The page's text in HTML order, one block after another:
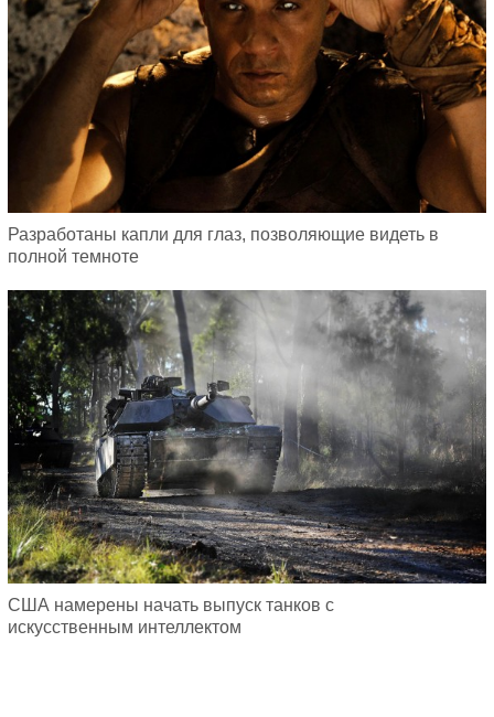
Разработаны капли для глаз, позволяющие видеть в
полной темноте
США намерены начать выпуск танков с
искусственным интеллектом